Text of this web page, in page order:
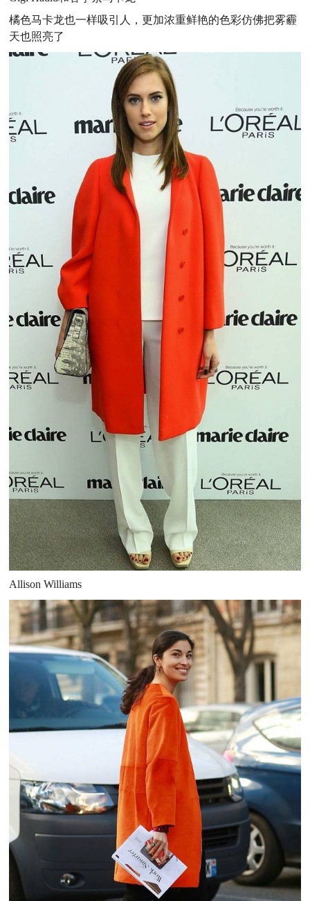
橘色马卡龙也一样吸引人，更加浓重鲜艳的色彩仿佛把雾霾
天也照亮了
Allison Williams